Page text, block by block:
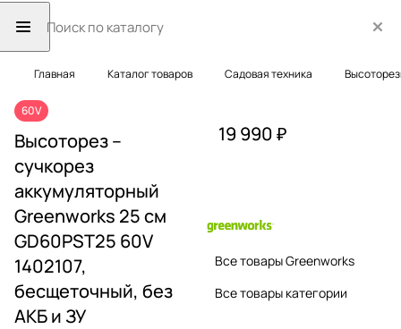
Главная Каталог товаров Садовая техника
60V
Высоторез –
cучкорез
аккумуляторный
Greenworks 25 см
GD60PST25 60V
1402107,
бесщеточный, без
АКБ и ЗУ
19 990 ₽
Все товары Greenworks
Все товары категории